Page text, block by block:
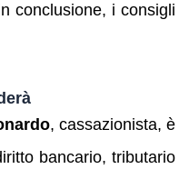
conclusione, i consigli
, cassazionista, è
bancario, tributario